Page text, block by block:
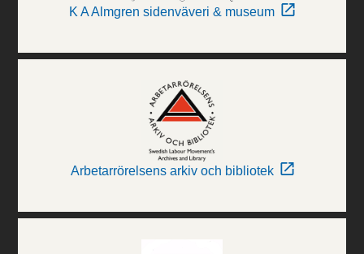
K A Almgren sidenväveri & museum
Arbetarrörelsens arkiv och bibliotek